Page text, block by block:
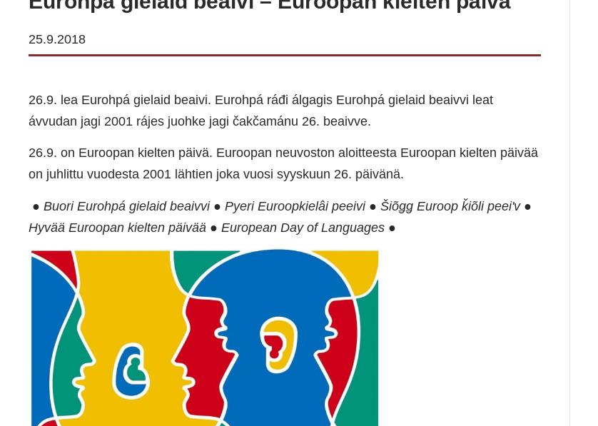
25.9.2018
26.9. lea Eurohpá gielaid beaivi. Eurohpá ráđi álgagis Eurohpá gielaid beaivvi leat
ávvudan jagi 2001 rájes juohke jagi čakčamánu 26. beaivve.
26.9. on Euroopan kielten päivä. Euroopan neuvoston aloitteesta Euroopan kielten päivää
on juhlittu vuodesta 2001 lähtien joka vuosi syyskuun 26. päivänä.
● Buori Eurohpá gielaid beaivvi ● Pyeri Euroopkielâi peeivi ● Šiõǥǥ Euroop ǩiõli peeiʹv ●
Hyvää Euroopan kielten päivää ● European Day of Languages ●